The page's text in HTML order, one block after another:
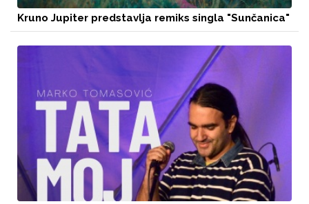
Kruno Jupiter predstavlja remiks singla "Sunčanica"